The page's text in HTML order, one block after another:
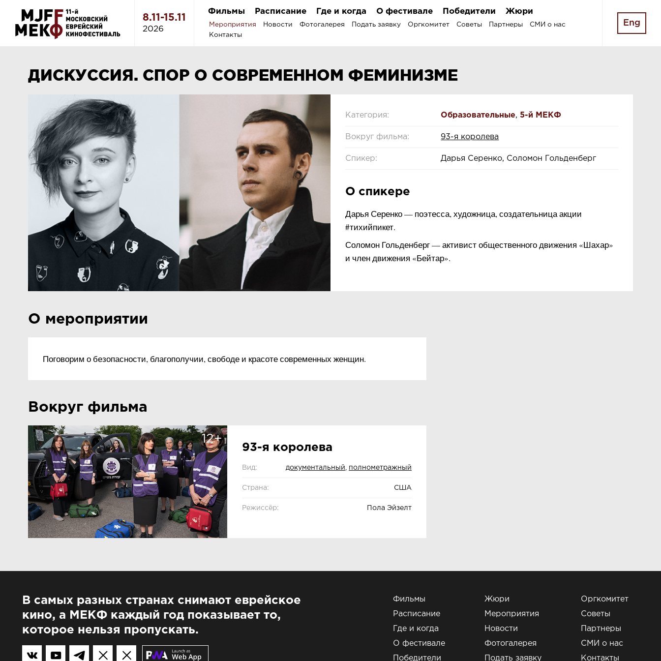
8.11-15.11
2026
Фильмы Расписание Где и когда О фестивале Победители Жюри
Мероприятия Новости Фотогалерея Подать заявку Оргкомитет Советы Партнеры
СМИ о нас
Контакты
Eng
ДИСКУССИЯ. СПОР О СОВРЕМЕННОМ ФЕМИНИЗМЕ
Категория: Образовательные, 5-й МЕКФ
Вокруг фильма: 93-я королева
Спикер: Дарья Серенко, Соломон Гольденберг
О спикере
Дарья Серенко — поэтесса, художница, создательница акции
#тихийпикет.
Соломон Гольденберг — активист общественного движения «Шахар»
и член движения «Бейтар».
О мероприятии
Поговорим о безопасности, благополучии, свободе и красоте современных женщин.
Вокруг фильма
12+
93-я королева
Вид: документальный полнометражный
Страна: США
Режиссёр: Пола Эйзелт
В самых разных странах снимают еврейское
кино, а МЕКФ каждый год показывает то,
которое нельзя пропускать.
Фильмы
Расписание
Где и когда
О фестивале
Победители
Жюри
Мероприятия
Новости
Фотогалерея
Подать заявку
Оргкомитет
Советы
Партнеры
СМИ о нас
Контакты